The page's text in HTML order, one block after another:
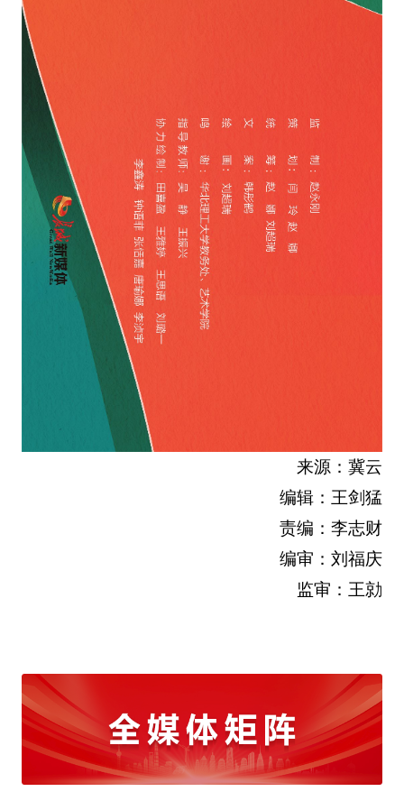
来源：冀云
编辑：王剑猛
责编：李志财
编审：刘福庆
监审：王勍